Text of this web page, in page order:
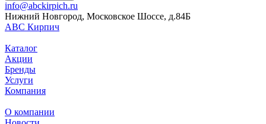
info@abckirpich.ru
Нижний Новгород, Московское Шоссе, д.84Б
АВС Кирпич
Каталог
Акции
Бренды
Услуги
Компания
О компании